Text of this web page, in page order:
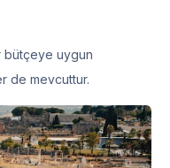
bütçeye uygun
de mevcuttur.